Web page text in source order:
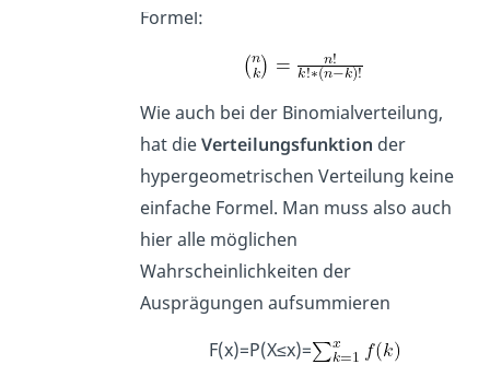
Formel:
Wie auch bei der Binomialverteilung,
hat dieVerteilungsfunktion der
hypergeometrischen Verteilung keine
einfache Formel. Man muss also auch
hier alle möglichen
Wahrscheinlichkeiten der
Ausprägungen aufsummieren
F(x)=P(X≤x)=